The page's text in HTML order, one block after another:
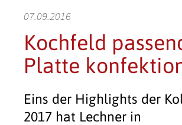
07.09.2016
Kochfeld
Platte
Eins der Highlights der
2017 hat Lechner in